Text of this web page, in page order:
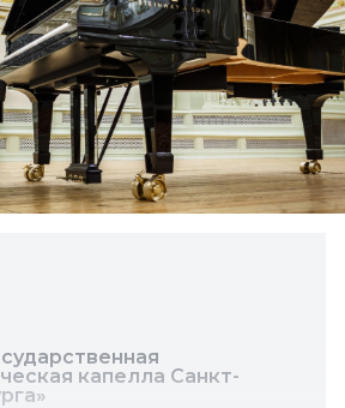
капелла Санкт-